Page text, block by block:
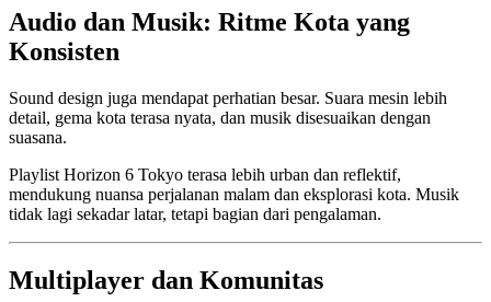
Audio dan Musik: Ritme Kota yang
Konsisten
Sound design juga mendapat perhatian besar. Suara mesin lebih
detail, gema kota terasa nyata, dan musik disesuaikan dengan
suasana.
Playlist Horizon 6 Tokyo terasa lebih urban dan reflektif,
mendukung nuansa perjalanan malam dan eksplorasi kota. Musik
tidak lagi sekadar latar, tetapi bagian dari pengalaman.
Multiplayer dan Komunitas